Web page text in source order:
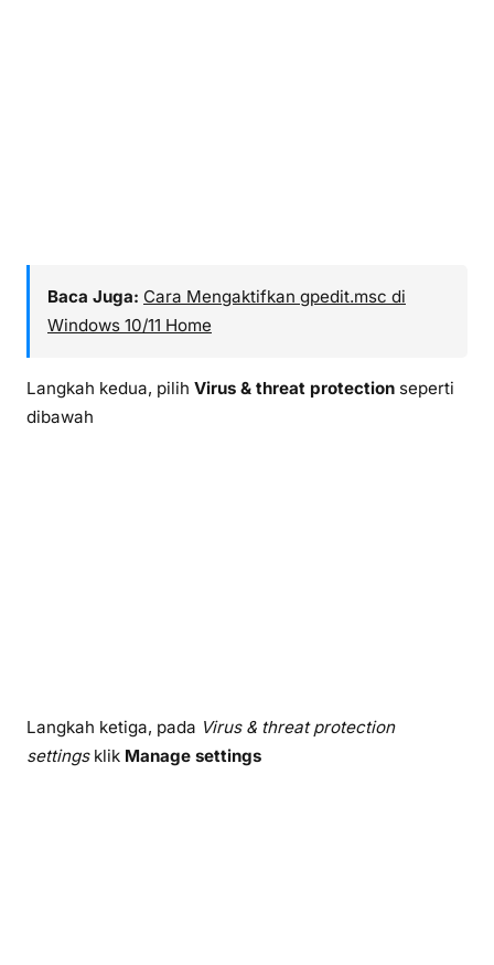
Baca Juga: Cara Mengaktifkan gpedit.msc di
Windows 10/11 Home
Langkah kedua, pilih Virus & threat protection seperti
dibawah
Langkah ketiga, pada Virus & threat protection
settings klik Manage settings